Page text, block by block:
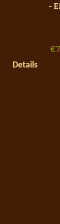
-
€
Details